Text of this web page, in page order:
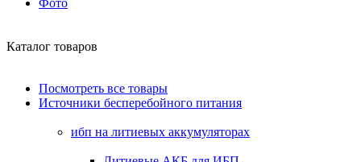
Фото
Каталог товаров
Посмотреть все товары
Источники бесперебойного питания
ибп на литиевых аккумуляторах